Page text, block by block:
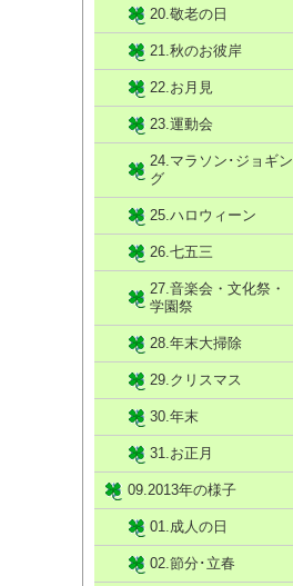
20.敬老の日
21.秋のお彼岸
22.お月見
23.運動会
24.マラソン･ジョギン
グ
25.ハロウィーン
26.七五三
27.音楽会・文化祭・
学園祭
28.年末大掃除
29.クリスマス
30.年末
31.お正月
09.2013年の様子
01.成人の日
02.節分･立春